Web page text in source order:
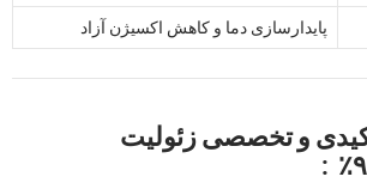
پایدارسازی دما و کاهش اکسیژن آزاد
کیدی و تخصصی زئولیت